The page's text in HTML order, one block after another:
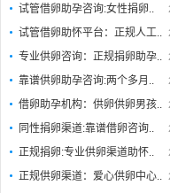
试管借卵助孕咨询:女性捐卵..
试管借卵助怀平台：正规人工..
专业供卵咨询：正规捐卵助孕..
靠谱供卵助孕咨询:两个多月..
借卵助孕机构：供卵供卵男孩..
同性捐卵渠道:靠谱借卵咨询..
正规捐卵:专业供卵渠道助怀..
正规供卵渠道：爱心供卵中心..